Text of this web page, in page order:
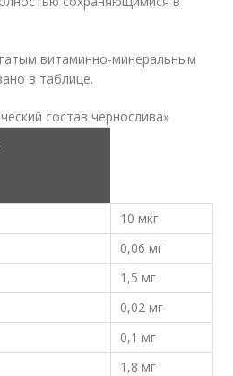
витаминно-минеральным
в таблице.
состав чернослива»
10 мкг
0,06 мг
1,5 мг
0,02 мг
0,1 мг
1,8 мг